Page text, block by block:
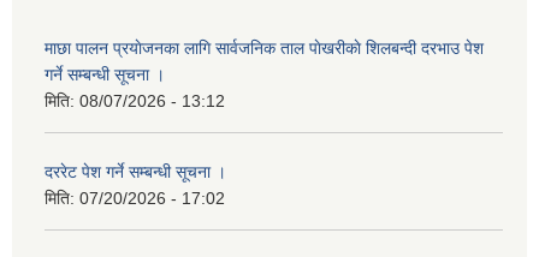
माछा पालन प्रयाेजनका लागि सार्वजनिक ताल पाेखरीकाे शिलबन्दी दरभाउ पेश
गर्ने सम्बन्धी सूचना ।
मिति: 08/07/2026 - 13:12
दररेट पेश गर्ने सम्बन्धी सूचना ।
मिति: 07/20/2026 - 17:02